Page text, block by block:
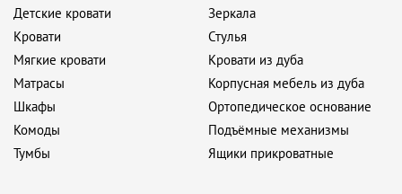
Детские кровати
Кровати
Мягкие кровати
Матрасы
Шкафы
Комоды
Тумбы
Зеркала
Стулья
Кровати из дуба
Корпусная мебель из дуба
Ортопедическое основание
Подъёмные механизмы
Ящики прикроватные